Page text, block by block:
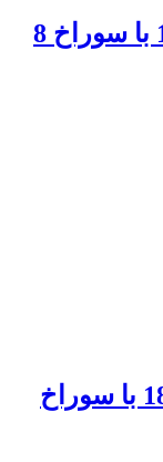
کابلشو بی متال DTL1 سایز 185 با سوراخ